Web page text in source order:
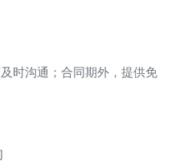
时沟通；合同期外，提供免